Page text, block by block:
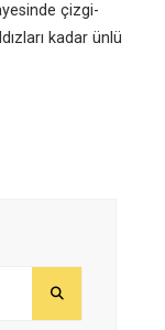
çizgi-
kadar ünlü